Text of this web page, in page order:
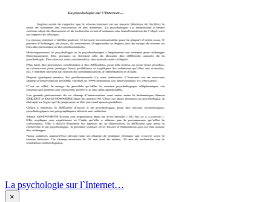
La psychologie sur l`Internet…
×